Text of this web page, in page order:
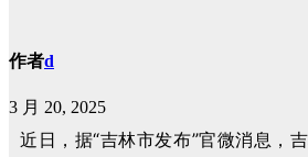
作者d
3 月 20, 2025
近日， 据“吉林市发布”官微消息，